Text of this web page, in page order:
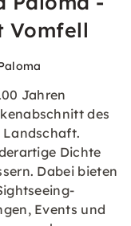
Vomfell
Jahren
des
Landschaft.
Dichte
Dabei bieten
Events und